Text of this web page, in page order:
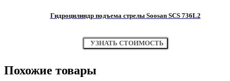
Гидроцилиндр подъема стрелы Soosan SCS 736L2
УЗНАТЬ СТОИМОСТЬ
Похожие товары